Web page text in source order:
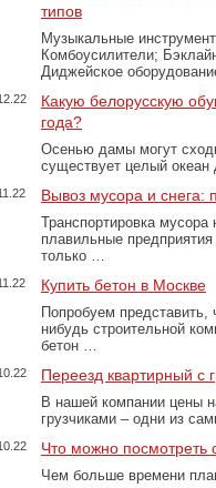
типов
Музыкальные
Комбоусилители;
Диджейское
Какую белорусскую
года?
Осенью дамы могут
существует целый
Вывоз мусора и
Транспортировка
плавильные
только …
Купить бетон в Москве
Попробуем представить,
нибудь строительной
бетон …
Переезд квартирный с
В нашей компании цены
грузчиками – одни из
Что можно посмотреть
Чем больше времени